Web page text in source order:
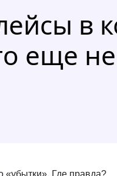
в
еще
«убытки». Где правда?